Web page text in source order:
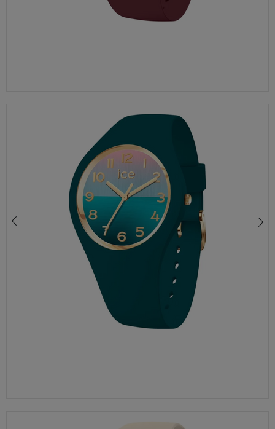
ZEGAREK ICE-WATCH ICE CHAMPAGNE NUMBERS 025255 DAMSKI ZEGAREK CZERWONY
460,00 zł